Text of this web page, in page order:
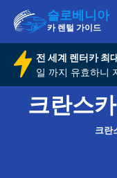
슬로베니아
카 렌털 가이드
전 세계 렌터카 최
일 까지 유효하니
크란스
크란